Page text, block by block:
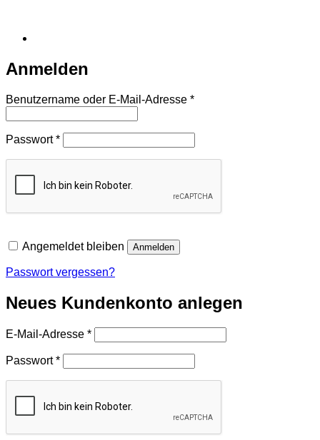
Anmelden
Benutzername oder E-Mail-Adresse *Erforderlich
Passwort*Erforderlich
Angemeldet bleiben Anmelden
Passwort vergessen?
Neues Kundenkonto anlegen
E-Mail-Adresse *Erforderlich
Passwort*Erforderlich